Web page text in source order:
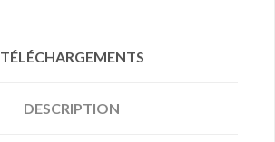
TÉLÉCHARGEMENTS
DESCRIPTION